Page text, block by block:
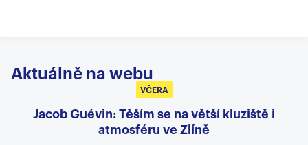
Aktuálně na webu
VČERA
Jacob Guévin: Těším se na větší kluziště i
atmosféru ve Zlíně